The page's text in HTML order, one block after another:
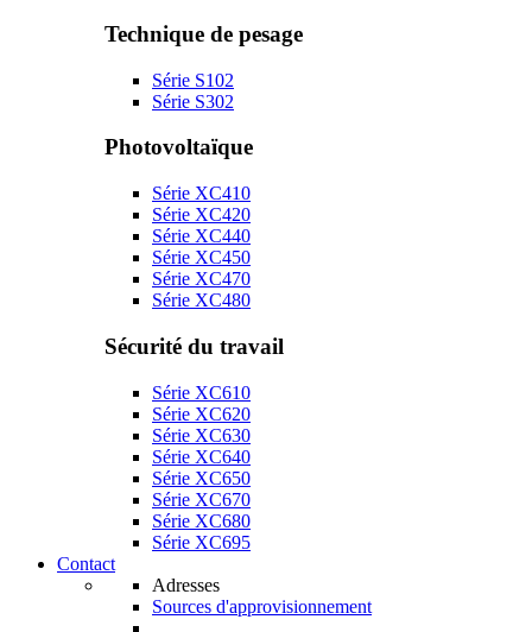
Technique de pesage
Série S102
Série S302
Photovoltaïque
Série XC410
Série XC420
Série XC440
Série XC450
Série XC470
Série XC480
Sécurité du travail
Série XC610
Série XC620
Série XC630
Série XC640
Série XC650
Série XC670
Série XC680
Série XC695
Contact
Adresses
Sources d'approvisionnement